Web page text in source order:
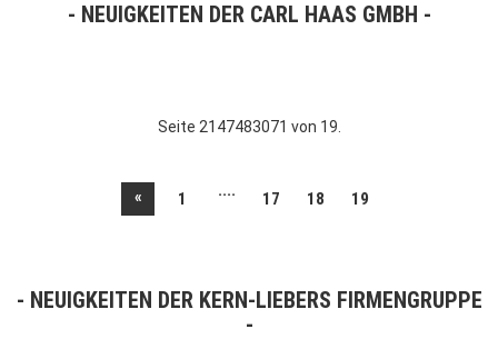
NEUIGKEITEN DER CARL HAAS GMBH
Seite 2147483071 von 19.
« 1 .... 17 18 19
NEUIGKEITEN DER KERN-LIEBERS FIRMENGRUPPE